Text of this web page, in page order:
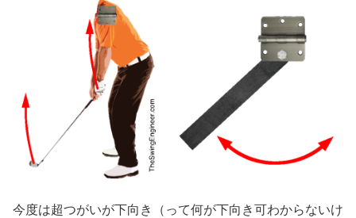
今度は超つがいが下向き（って何が下向き可わからないけ